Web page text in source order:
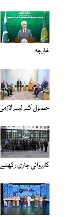
خارجہ
حصول کے لیے لازمی ہے، آر-4
کارروائی جاری